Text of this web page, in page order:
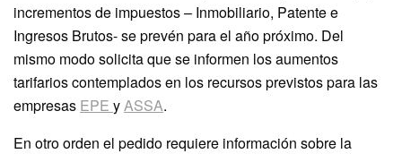
incrementos de impuestos – Inmobiliario, Patente e
Ingresos Brutos- se prevén para el año próximo. Del
mismo modo solicita que se informen los aumentos
tarifarios contemplados en los recursos previstos para las
empresas EPE yASSA.
En otro orden el pedido requiere información sobre la